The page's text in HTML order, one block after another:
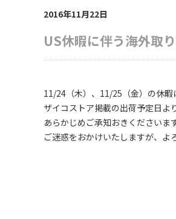
2016年11月22日
US休暇に伴う海外取
11/24（木）、11/25（金）の休暇
ザイコストア掲載の出荷予定日よ
あらかじめご承知おきくださいま
ご迷惑をおかけいたしますが、よ